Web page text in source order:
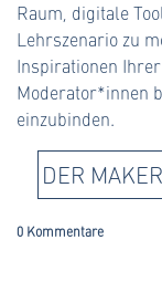
Raum, digitale
Lehrszenario zu
Inspirationen
Moderator*innen
einzubinden.
DER
0 Kommentare